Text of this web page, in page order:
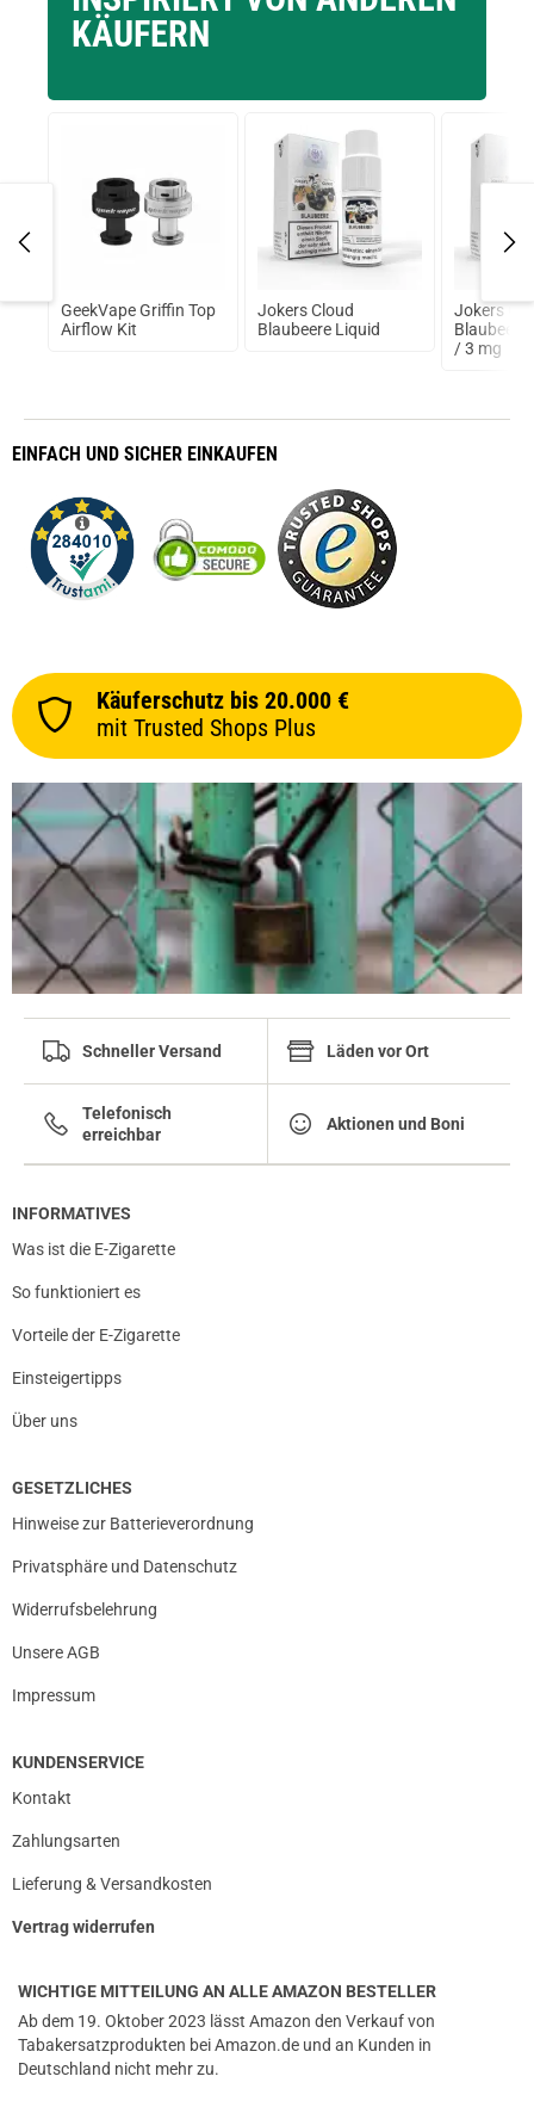
KÄUFERN
GeekVape Griffin Top
Airflow Kit
Jokers Cloud
Blaubeere Liquid
Jokers
/ 3 mg
EINFACH UND SICHER EINKAUFEN
Käuferschutz bis 20.000 €
mit Trusted Shops Plus
Schneller Versand Läden vor Ort
Telefonisch
erreichbar
Aktionen und Boni
INFORMATIVES
Was ist die E-Zigarette
So funktioniert es
Vorteile der E-Zigarette
Einsteigertipps
Über uns
GESETZLICHES
Hinweise zur Batterieverordnung
Privatsphäre und Datenschutz
Widerrufsbelehrung
Unsere AGB
Impressum
KUNDENSERVICE
Kontakt
Zahlungsarten
Lieferung & Versandkosten
Vertrag widerrufen
WICHTIGE MITTEILUNG AN ALLE AMAZON BESTELLER
Ab dem 19. Oktober 2023 lässt Amazon den Verkauf von
Tabakersatzprodukten bei Amazon.de und an Kunden in
Deutschland nicht mehr zu.